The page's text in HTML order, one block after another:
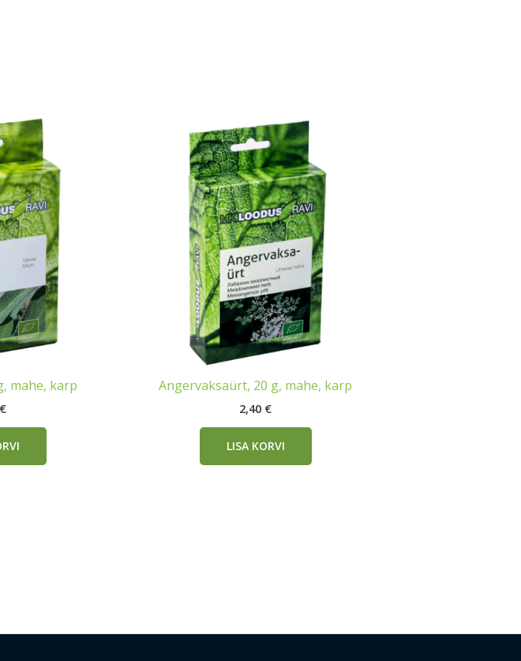
mahe, karp
€
Angervaksaürt, 20 g, mahe, karp
2,40 €
LISA KORVI